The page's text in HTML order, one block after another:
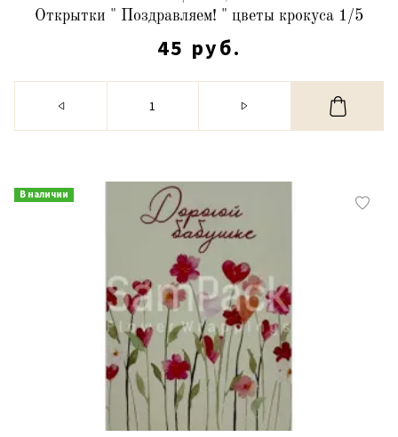
Открытки " Поздравляем! " цветы крокуса 1/5
45 руб.
В наличии